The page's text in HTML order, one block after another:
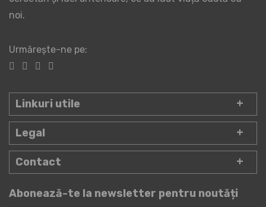
noi.
Urmărește-ne pe:
Linkuri utile
Legal
Contact
Abonează-te la newsletter pentru noutăți